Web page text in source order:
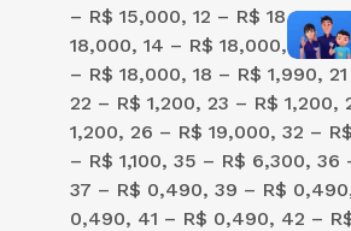
– R$ 15,000, 12 – R$ 18,000,
18,000, 14 – R$ 18,000, 15 –
– R$ 18,000, 18 – R$ 1,990,
22 – R$ 1,200, 23 – R$ 1,200,
1,200, 26 – R$ 19,000, 32 –
– R$ 1,100, 35 – R$ 6,300, 36
37 – R$ 0,490, 39 – R$
0,490, 41 – R$ 0,490, 42 –